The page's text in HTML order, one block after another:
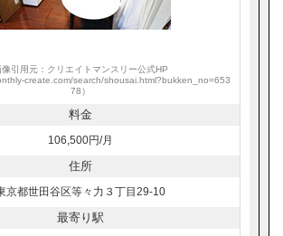
像引用元：クリエイトマンスリー公式HP
create.com/search/shousai.html?bukken_no=653
78）
料金
106,500円/月
住所
京都世田谷区等々力３丁目29-10
最寄り駅